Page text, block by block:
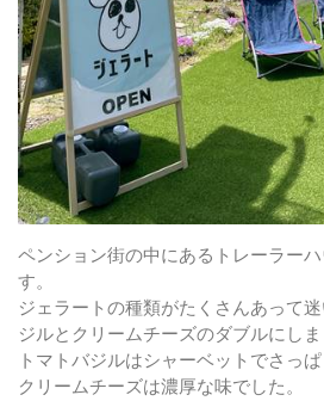
ペンション街の中にあるトレーラー
す。
ジェラートの種類がたくさんあって
ジルとクリームチーズのダブルにしま
トマトバジルはシャーベットでさっぱ
クリームチーズは濃厚な味でした。